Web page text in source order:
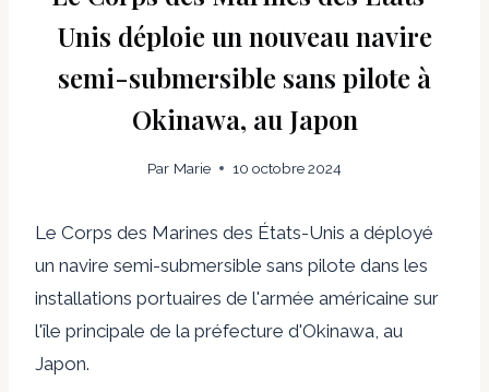
Unis déploie un nouveau navire
semi-submersible sans pilote à
Okinawa, au Japon
Par Marie 10 octobre 2024
Le Corps des Marines des États-Unis a déployé
un navire semi-submersible sans pilote dans les
installations portuaires de l'armée américaine sur
l'île principale de la préfecture d'Okinawa, au
Japon.